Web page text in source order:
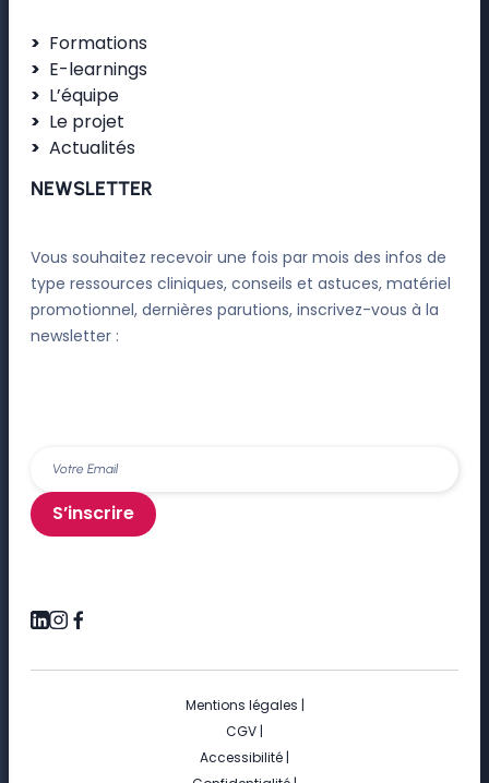
Formations
E-learnings
L’équipe
Le projet
Actualités
NEWSLETTER
Vous souhaitez recevoir une fois par mois des infos de
type ressources cliniques, conseils et astuces, matériel
promotionnel, dernières parutions, inscrivez-vous à la
newsletter :
S’inscrire
Mentions légales |
CGV |
Accessibilité |